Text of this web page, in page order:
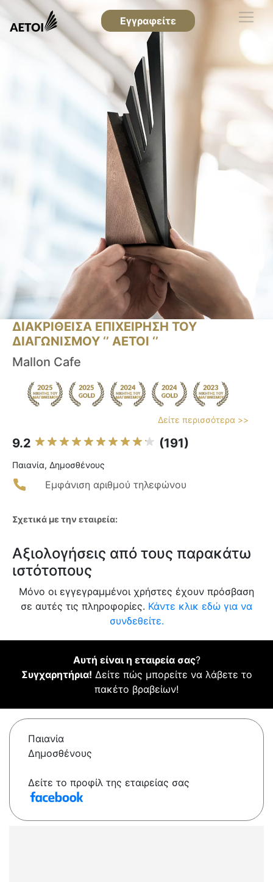
Εγγραφείτε
ΔΙΑΚΡΙΘΕΙΣΑ ΕΠΙΧΕΙΡΗΣΗ ΤΟΥ
ΔΙΑΓΩΝΙΣΜΟΥ ‘’ ΑΕΤΟΙ ‘’
Mallon Cafe
Δείτε περισσότερα >>
9.2 (191)
Παιανία, Δημοσθένους
Εμφάνιση αριθμού τηλεφώνου
Σχετικά με την εταιρεία:
Αξιολογήσεις από τους παρακάτω
ιστότοπους
Μόνο οι εγγεγραμμένοι χρήστες έχουν πρόσβαση
σε αυτές τις πληροφορίες. Κάντε κλικ εδώ για να
συνδεθείτε.
Αυτή είναι η εταιρεία σας?
Συγχαρητήρια! Δείτε πώς μπορείτε να λάβετε το
πακέτο βραβείων!
Παιανία
Δημοσθένους
Δείτε το προφίλ της εταιρείας σας